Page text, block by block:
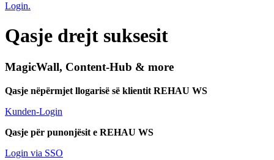
Login.
Qasje drejt suksesit
MagicWall, Content-Hub & more
Qasje nëpërmjet llogarisë së klientit REHAU WS
Kunden-Login
Qasje për punonjësit e REHAU WS
Login via SSO